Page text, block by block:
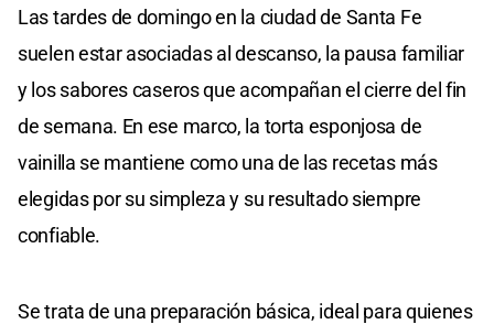
Las tardes de domingo en la ciudad de Santa Fe
suelen estar asociadas al descanso, la pausa familiar
y los sabores caseros que acompañan el cierre del fin
de semana. En ese marco, la torta esponjosa de
vainilla se mantiene como una de las recetas más
elegidas por su simpleza y su resultado siempre
confiable.
Se trata de una preparación básica, ideal para quienes